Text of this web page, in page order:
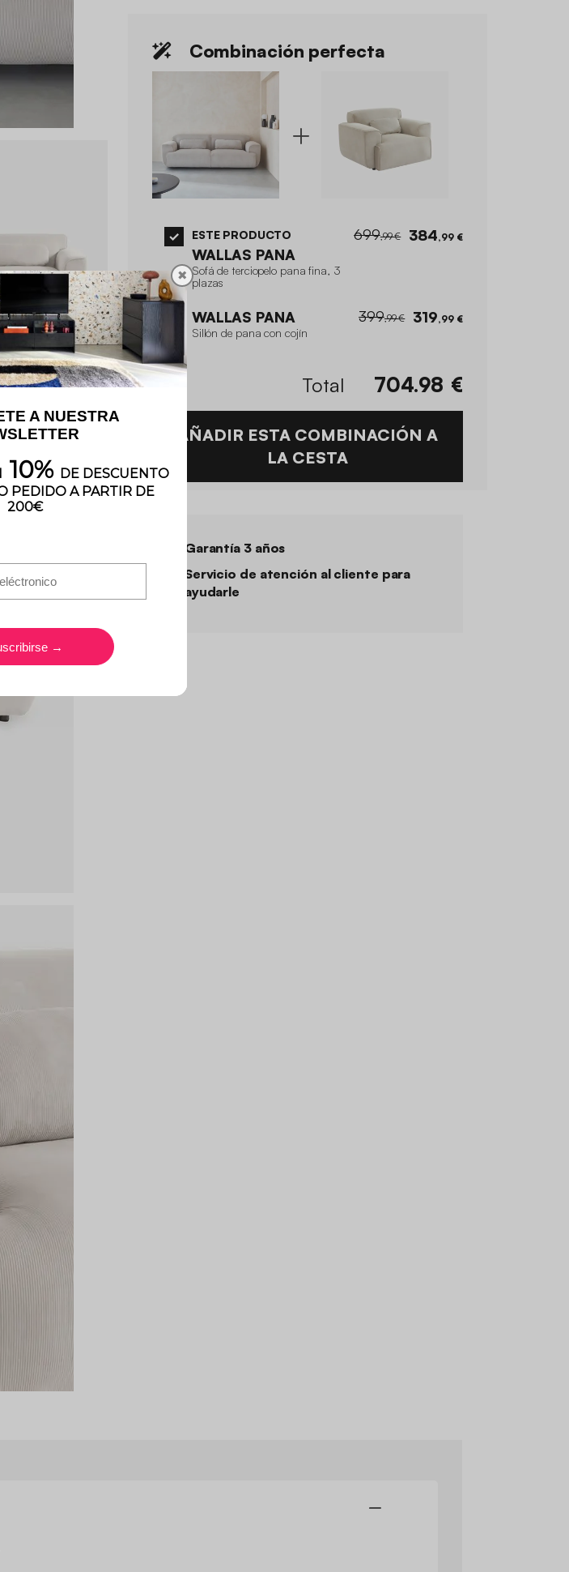
Combinación perfecta
ESTE PRODUCTO
WALLAS PANA
Sofá de terciopelo pana fina, 3
plazas
699,99 € 384,99 €
WALLAS PANA
Sillón de pana con cojín
399,99 € 319,99 €
Total 704.98 €
AÑADIR ESTA COMBINACIÓN A
LA CESTA
Garantía 3 años
Servicio de atención al cliente para
ayudarle
✖